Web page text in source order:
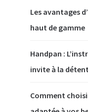
Les avantages
haut de gamme
Handpan :
invite à la
Comment